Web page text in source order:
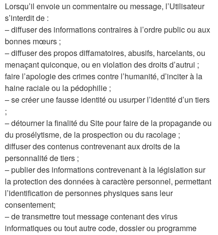
Lorsqu’il envoie un commentaire ou message, l’Utilisateur
s’interdit de :
– diffuser des informations contraires à l’ordre public ou aux
bonnes mœurs ;
– diffuser des propos diffamatoires, abusifs, harcelants, ou
menaçant quiconque, ou en violation des droits d’autrui ;
faire l’apologie des crimes contre l’humanité, d’inciter à la
haine raciale ou la pédophilie ;
– se créer une fausse identité ou usurper l’identité d’un tiers
;
– détourner la finalité du Site pour faire de la propagande ou
du prosélytisme, de la prospection ou du racolage ;
diffuser des contenus contrevenant aux droits de la
personnalité de tiers ;
– publier des informations contrevenant à la législation sur
la protection des données à caractère personnel, permettant
l’identification de personnes physiques sans leur
consentement;
– de transmettre tout message contenant des virus
informatiques ou tout autre code, dossier ou programme